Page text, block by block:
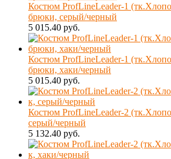
Костюм ProfLineLeader-1
брюки, серый/черный
5 015.40 руб.
Костюм ProfLineLeader-1
брюки, хаки/черный
5 015.40 руб.
Костюм ProfLineLeader-2
серый/черный
5 132.40 руб.